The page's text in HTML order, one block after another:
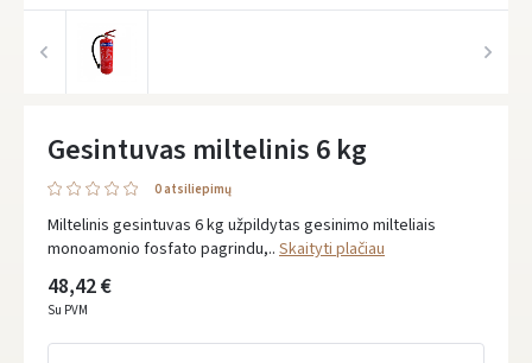
Gesintuvas miltelinis 6 kg
0 atsiliepimų
Miltelinis gesintuvas 6 kg užpildytas gesinimo milteliais
monoamonio fosfato pagrindu,.. Skaityti plačiau
48,42 €
Su PVM